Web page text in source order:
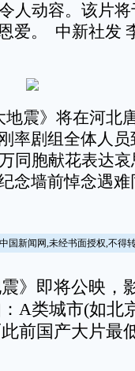
人动容。该片
爱。 中新社发
震》将在河北
率剧组全体人
同胞献花表达
念墙前悼念遇
国新闻网,未经书面授权,不得
即将公映，
A类城市(如北
前国产大片最